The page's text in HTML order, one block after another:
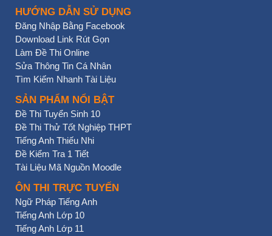
HƯỚNG DẪN SỬ DỤNG
Đăng Nhập Bằng Facebook
Download Link Rút Gọn
Làm Đề Thi Online
Sửa Thông Tin Cá Nhân
Tìm Kiếm Nhanh Tài Liệu
SẢN PHẨM NỔI BẬT
Đề Thi Tuyển Sinh 10
Đề Thi Thử Tốt Nghiệp THPT
Tiếng Anh Thiếu Nhi
Đề Kiểm Tra 1 Tiết
Tài Liệu Mã Nguồn Moodle
ÔN THI TRỰC TUYẾN
Ngữ Pháp Tiếng Anh
Tiếng Anh Lớp 10
Tiếng Anh Lớp 11